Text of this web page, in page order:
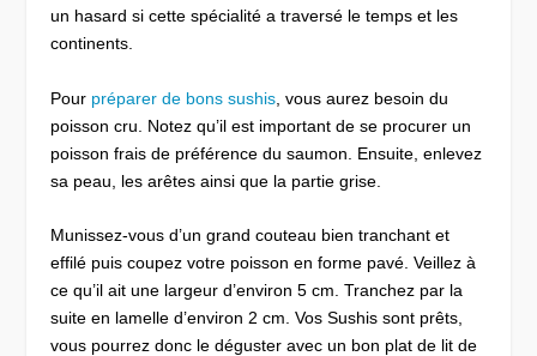
un hasard si cette spécialité a traversé le temps et les
continents.
Pour préparer de bons sushis , vous aurez besoin du
poisson cru. Notez qu’il est important de se procurer un
poisson frais de préférence du saumon. Ensuite, enlevez
sa peau, les arêtes ainsi que la partie grise.
Munissez-vous d’un grand couteau bien tranchant et
effilé puis coupez votre poisson en forme pavé. Veillez à
ce qu’il ait une largeur d’environ 5 cm. Tranchez par la
suite en lamelle d’environ 2 cm. Vos Sushis sont prêts,
vous pourrez donc le déguster avec un bon plat de lit de